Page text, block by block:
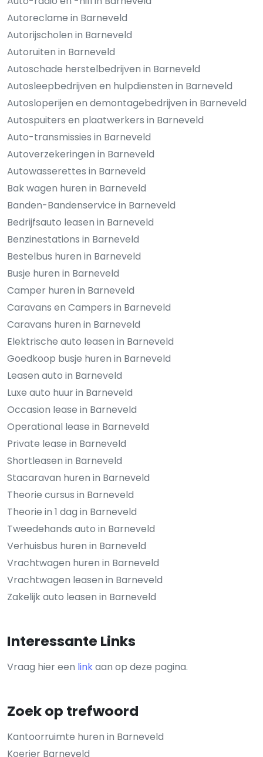
Autoreclame in Barneveld
Autorijscholen in Barneveld
Autoruiten in Barneveld
Autoschade herstelbedrijven in Barneveld
Autosleepbedrijven en hulpdiensten in Barneveld
Autosloperijen en demontagebedrijven in Barneveld
Autospuiters en plaatwerkers in Barneveld
Auto-transmissies in Barneveld
Autoverzekeringen in Barneveld
Autowasserettes in Barneveld
Bak wagen huren in Barneveld
Banden-Bandenservice in Barneveld
Bedrijfsauto leasen in Barneveld
Benzinestations in Barneveld
Bestelbus huren in Barneveld
Busje huren in Barneveld
Camper huren in Barneveld
Caravans en Campers in Barneveld
Caravans huren in Barneveld
Elektrische auto leasen in Barneveld
Goedkoop busje huren in Barneveld
Leasen auto in Barneveld
Luxe auto huur in Barneveld
Occasion lease in Barneveld
Operational lease in Barneveld
Private lease in Barneveld
Shortleasen in Barneveld
Stacaravan huren in Barneveld
Theorie cursus in Barneveld
Theorie in 1 dag in Barneveld
Tweedehands auto in Barneveld
Verhuisbus huren in Barneveld
Vrachtwagen huren in Barneveld
Vrachtwagen leasen in Barneveld
Zakelijk auto leasen in Barneveld
Interessante Links
Vraag hier een linkaan op deze pagina.
Zoek op trefwoord
Kantoorruimte huren in Barneveld
Koerier Barneveld